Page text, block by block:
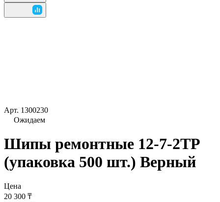
Арт. 1300230
Ожидаем
Шипы ремонтные 12-7-2ТР
(упаковка 500 шт.) Верный
Цена
20 300 ₸